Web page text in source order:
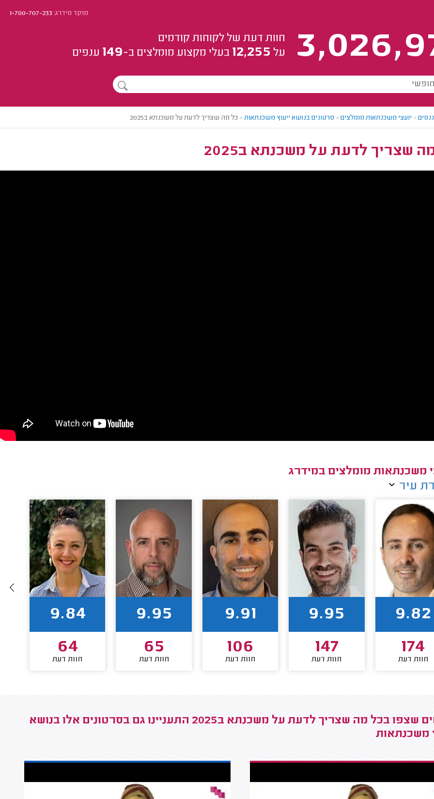
מוקד מידרג:1-700-707-233
חוות דעת של לקוחות קודמים
על 12,255 בעלי מקצוע מומלצים ב-149 ענפים
> יועצי משכנתאות מומלצים> סרטונים בנושא ייעוץ משכנתאות> כל מה שצריך לדעת על משכנתא ב2025
שצריך לדעת על משכנתא ב2025
משכנתאות מומלצים במידרג
עיר
9.82
174
חוות דעת
9.95
147
חוות דעת
9.91
106
חוות דעת
9.95
65
חוות דעת
9.84
64
חוות דעת
גולשים שצפו בכל מה שצריך לדעת על משכנתא ב2025 התעניינו גם בסרטונים אלו בנושא
משכנתאות